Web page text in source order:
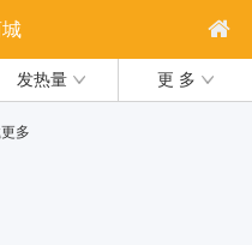
发热量 更 多
多